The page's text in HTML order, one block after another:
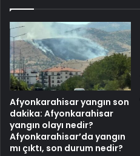
Afyonkarahisar yangın son
dakika: Afyonkarahisar
yangın olayı nedir?
Afyonkarahisar’da yangın
mı çıktı, son durum nedir?